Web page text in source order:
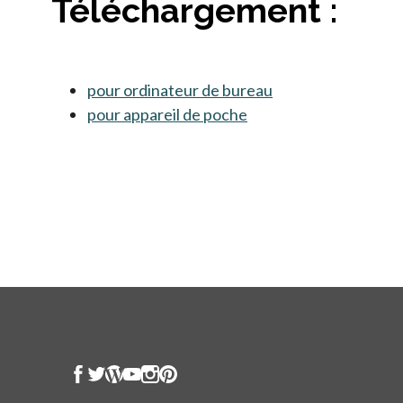
Téléchargement :
pour ordinateur de bureau
pour appareil de poche